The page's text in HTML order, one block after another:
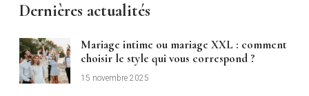
Dernières actualités
Mariage intime ou mariage XXL : comment
choisir le style qui vous correspond ?
15 novembre 2025